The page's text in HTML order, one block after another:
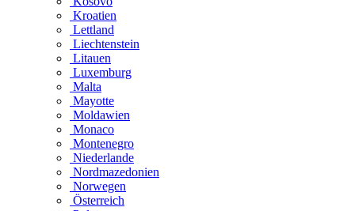
Kroatien
Lettland
Liechtenstein
Litauen
Luxemburg
Malta
Mayotte
Moldawien
Monaco
Montenegro
Niederlande
Nordmazedonien
Norwegen
Österreich